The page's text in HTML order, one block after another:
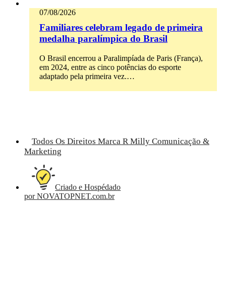
07/08/2026
Familiares celebram legado de primeira
medalha paralímpica do Brasil
O Brasil encerrou a Paralimpíada de Paris (França),
em 2024, entre as cinco potências do esporte
adaptado pela primeira vez.…
Todos Os Direitos Marca R Milly Comunicação &
Marketing
Criado e Hospédado
por NOVATOPNET.com.br